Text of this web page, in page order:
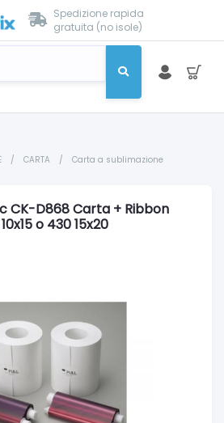
Spedizione rapida
gratuita (no isole)
/ CARTA / Carta a sublimazione
CK-D868 Carta + Ribbon
o 430 15x20